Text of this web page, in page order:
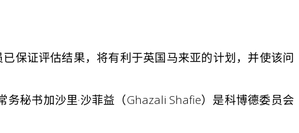
保证评估结果，将有利于英国马来亚的计划，并使该问
秘书加沙里·沙菲益（Ghazali Shafie）是科博德委员会